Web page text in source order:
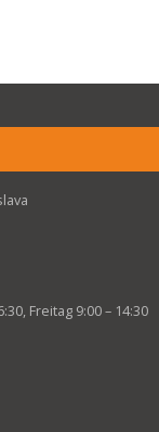
Freitag 9:00 – 14:30